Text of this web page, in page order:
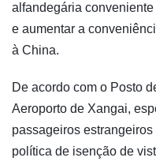
alfandegária
e aumentar a
à China.
De acordo com o Posto
Aeroporto de Xangai,
passageiros
política de isenção de